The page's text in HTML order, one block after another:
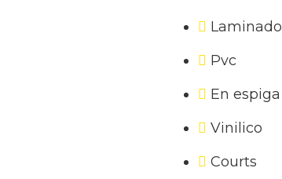
Laminado
Pvc
En espiga
Vinilico
Courts